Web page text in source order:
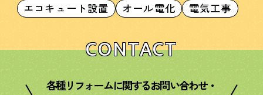
エコキュート設置
オール電化 電気工事
CONTACT
各種リフォームに関するお問い合わせ・